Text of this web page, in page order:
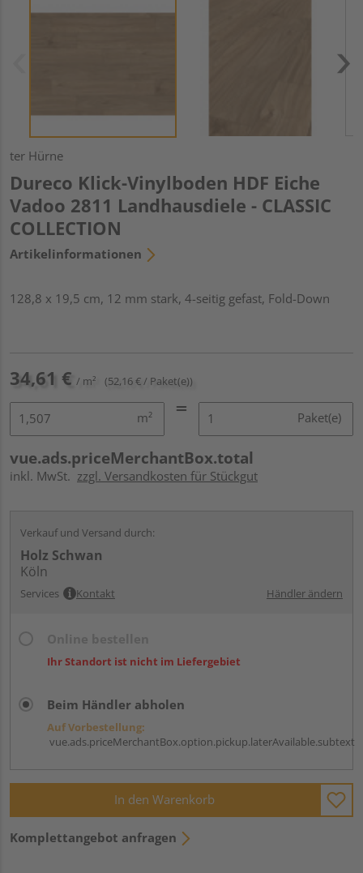
ter Hürne
Dureco Klick-Vinylboden HDF Eiche
Vadoo 2811 Landhausdiele - CLASSIC
COLLECTION
Artikelinformationen
128,8 x 19,5 cm, 12 mm stark, 4-seitig gefast, Fold-Down
34,61 € / m² (52,16 € / Paket(e))
m² Paket(e)
vue.ads.priceMerchantBox.total
inkl. MwSt. zzgl. Versandkosten für Stückgut
Verkauf und Versand durch:
Holz Schwan
Köln
Services Kontakt Händler ändern
Ihr Standort ist nicht im Liefergebiet
Beim Händler abholen
Auf Vorbestellung:
vue.ads.priceMerchantBox.option.pickup.laterAvailable.subtext
In den Warenkorb
Komplettangebot anfragen